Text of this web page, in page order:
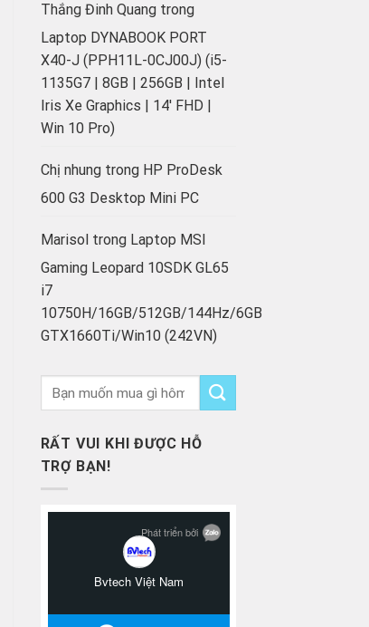
Thắng Đinh Quangtrong
Laptop DYNABOOK PORT
X40-J (PPH11L-0CJ00J) (i5-
1135G7 | 8GB | 256GB | Intel
Iris Xe Graphics | 14′ FHD |
Win 10 Pro)
Chị nhungtrong HP ProDesk
600 G3 Desktop Mini PC
Marisol trong Laptop MSI
Gaming Leopard 10SDK GL65
i7
10750H/16GB/512GB/144Hz/6GB
GTX1660Ti/Win10 (242VN)
RẤT VUI KHI ĐƯỢC HỖ
TRỢ BẠN!